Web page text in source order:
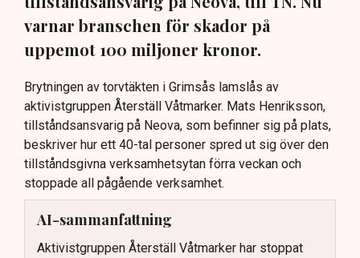
varnar branschen för skador på
uppemot 100 miljoner kronor.
Brytningen av torvtäkten i Grimsås lamslås av
aktivistgruppen Återställ Våtmarker. Mats Henriksson,
tillståndsansvarig på Neova, som befinner sig på plats,
beskriver hur ett 40-tal personer spred ut sig över den
tillståndsgivna verksamhetsytan förra veckan och
stoppade all pågående verksamhet.
AI-sammanfattning
Aktivistgruppen Återställ Våtmarker har stoppat